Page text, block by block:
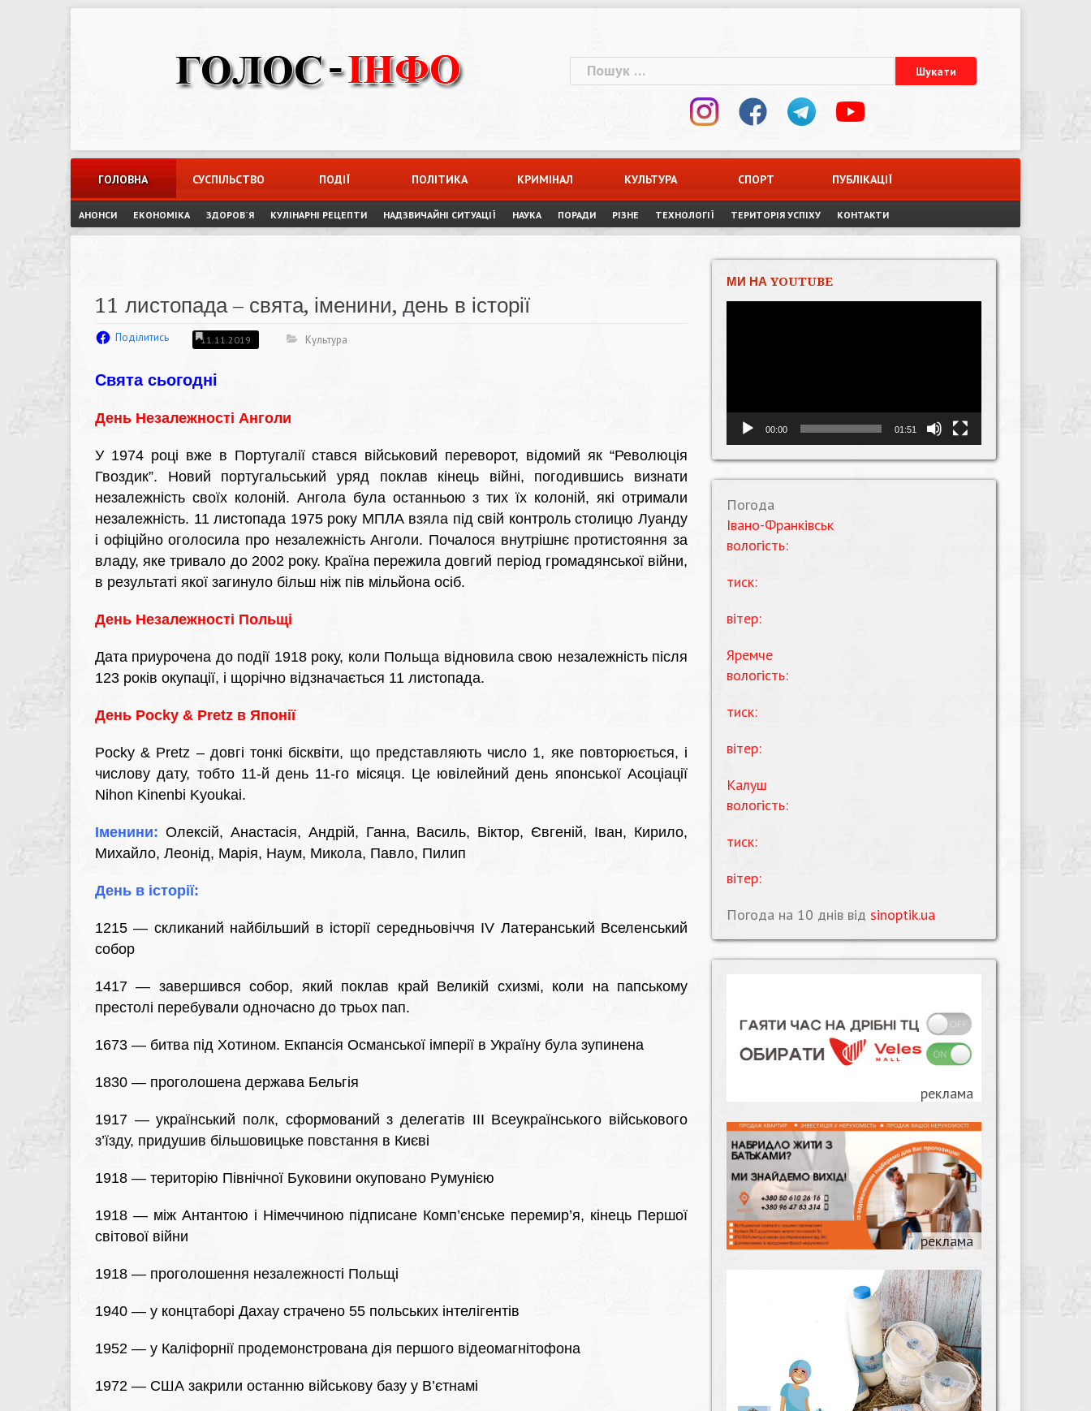
Пошук:
ГОЛОВНА СУСПІЛЬСТВО ПОДІЇ ПОЛІТИКА КРИМІНАЛ КУЛЬТУРА СПОРТ ПУБЛІКАЦІЇ
АНОНСИ ЕКОНОМІКА ЗДОРОВ`Я КУЛІНАРНІ РЕЦЕПТИ НАДЗВИЧАЙНІ СИТУАЦІЇ НАУКА ПОРАДИ РІЗНЕ ТЕХНОЛОГІЇ ТЕРИТОРІЯ УСПІХУ КОНТАКТИ
11 листопада – свята, іменини, день в історії
Поділитись 11.11.2019 Культура
Свята сьогодні
День Незалежності Анголи
У 1974 році вже в Португалії стався військовий переворот, відомий як “Революція
Гвоздик”. Новий португальський уряд поклав кінець війні, погодившись визнати
незалежність своїх колоній. Ангола була останньою з тих їх колоній, які отримали
незалежність. 11 листопада 1975 року МПЛА взяла під свій контроль столицю Луанду
і офіційно оголосила про незалежність Анголи. Почалося внутрішнє протистояння за
владу, яке тривало до 2002 року. Країна пережила довгий період громадянської війни,
в результаті якої загинуло більш ніж пів мільйона осіб.
День Незалежності Польщі
Дата приурочена до події 1918 року, коли Польща відновила свою незалежність після
123 років окупації, і щорічно відзначається 11 листопада.
День Pocky & Pretz в Японії
Pocky & Pretz – довгі тонкі бісквіти, що представляють число 1, яке повторюється, і
числову дату, тобто 11-й день 11-го місяця. Це ювілейний день японської Асоціації
Nihon Kinenbi Kyoukai.
Іменини: Олексій, Анастасія, Андрій, Ганна, Василь, Віктор, Євгеній, Іван, Кирило,
Михайло, Леонід, Марія, Наум, Микола, Павло, Пилип
День в історії:
1215 — скликаний найбільший в історії середньовіччя IV Латеранський Вселенський
собор
1417 — завершився собор, який поклав край Великій схизмі, коли на папському
престолі перебували одночасно до трьох пап.
1673 — битва під Хотином. Екпансія Османської імперії в Україну була зупинена
1830 — проголошена держава Бельгія
1917 — український полк, сформований з делегатів III Всеукраїнського військового
з’їзду, придушив більшовицьке повстання в Києві
1918 — територію Північної Буковини окуповано Румунією
1918 — між Антантою і Німеччиною підписане Комп’єнське перемир’я, кінець Першої
світової війни
1918 — проголошення незалежності Польщі
1940 — у концтаборі Дахау страчено 55 польських інтелігентів
1952 — у Каліфорнії продемонстрована дія першого відеомагнітофона
1972 — США закрили останню військову базу у В’єтнамі
МИ НА YOUTUBE
00:00 01:51
Погода
Івано-Франківськ
вологість:
тиск:
вітер:
Яремче
вологість:
тиск:
вітер:
Калуш
вологість:
тиск:
вітер:
Погода на 10 днів від sinoptik.ua